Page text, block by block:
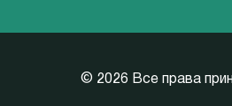
© 2026 Все права